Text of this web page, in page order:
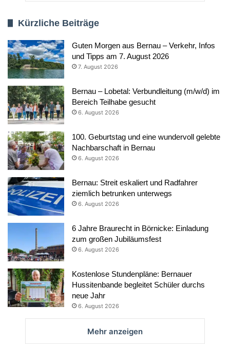
Kürzliche Beiträge
Guten Morgen aus Bernau – Verkehr, Infos
und Tipps am 7. August 2026
7. August 2026
Bernau – Lobetal: Verbundleitung (m/w/d) im
Bereich Teilhabe gesucht
6. August 2026
100. Geburtstag und eine wundervoll gelebte
Nachbarschaft in Bernau
6. August 2026
Bernau: Streit eskaliert und Radfahrer
ziemlich betrunken unterwegs
6. August 2026
6 Jahre Braurecht in Börnicke: Einladung
zum großen Jubiläumsfest
6. August 2026
Kostenlose Stundenpläne: Bernauer
Hussitenbande begleitet Schüler durchs
neue Jahr
6. August 2026
Mehr anzeigen